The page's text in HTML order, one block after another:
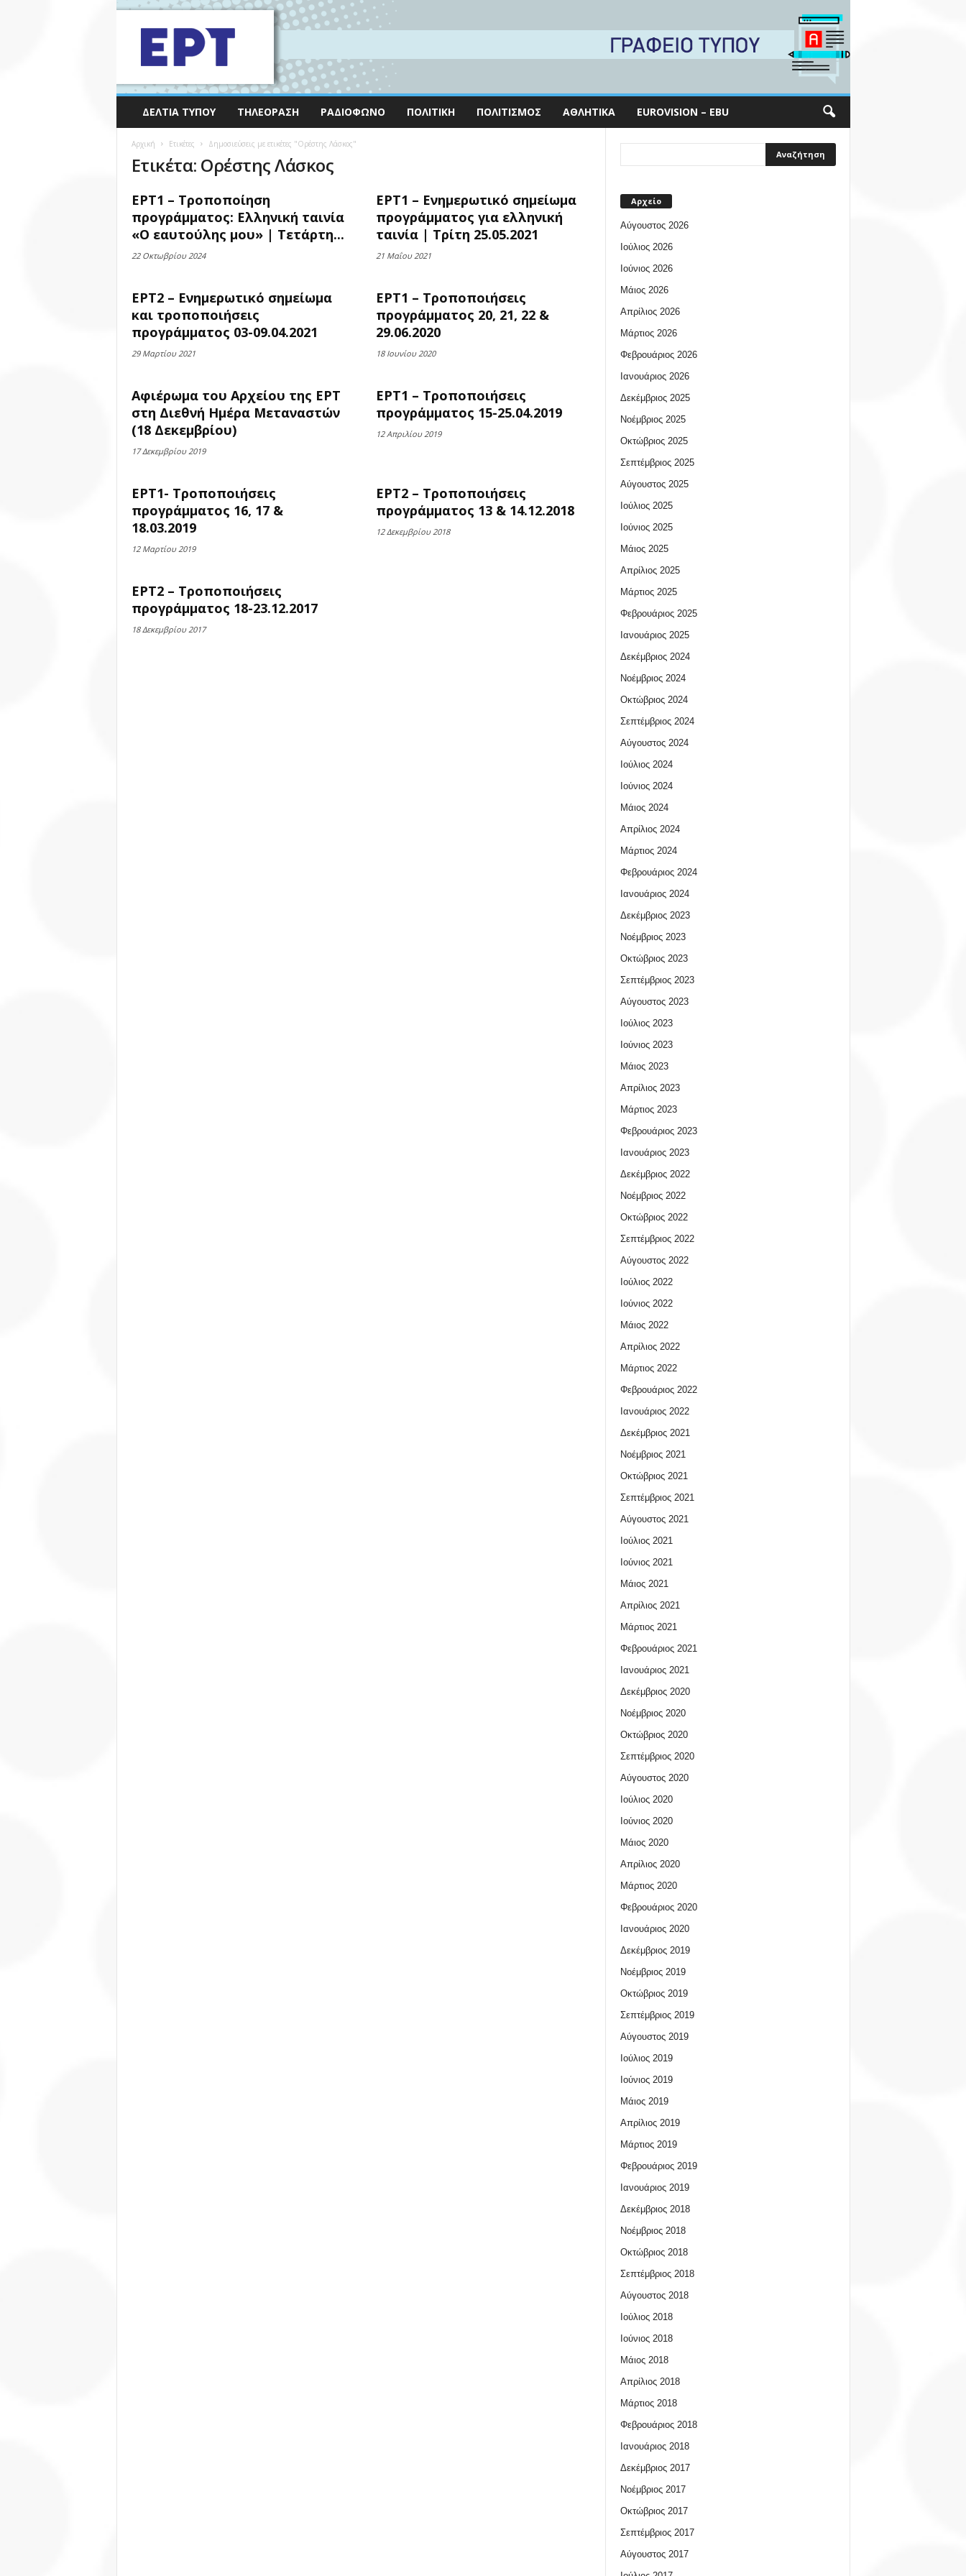
ΔΕΛΤΊΑ ΤΎΠΟΥ ΤΗΛΕΌΡΑΣΗ ΡΑΔΙΌΦΩΝΟ ΠΟΛΙΤΙΚΉ ΠΟΛΙΤΙΣΜΌΣ ΑΘΛΗΤΙΚΆ EUROVISION – EBU
Αρχική Ετικέτες Δημοσιεύσεις με ετικέτες "Ορέστης Λάσκος"
Ετικέτα: Ορέστης Λάσκος
ΕΡΤ1 – Τροποποίηση
προγράμματος: Ελληνική ταινία
«Ο εαυτούλης μου» | Τετάρτη...
22 Οκτωβρίου 2024
ΕΡΤ1 – Ενημερωτικό σημείωμα
προγράμματος για ελληνική
ταινία | Τρίτη 25.05.2021
21 Μαΐου 2021
ΕΡΤ2 – Ενημερωτικό σημείωμα
και τροποποιήσεις
προγράμματος 03-09.04.2021
29 Μαρτίου 2021
ΕΡΤ1 – Τροποποιήσεις
προγράμματος 20, 21, 22 &
29.06.2020
18 Ιουνίου 2020
Αφιέρωμα του Αρχείου της ΕΡΤ
στη Διεθνή Ημέρα Μεταναστών
(18 Δεκεμβρίου)
17 Δεκεμβρίου 2019
ΕΡΤ1 – Τροποποιήσεις
προγράμματος 15-25.04.2019
12 Απριλίου 2019
ΕΡΤ1- Τροποποιήσεις
προγράμματος 16, 17 &
18.03.2019
12 Μαρτίου 2019
ΕΡΤ2 – Τροποποιήσεις
προγράμματος 13 & 14.12.2018
12 Δεκεμβρίου 2018
ΕΡΤ2 – Τροποποιήσεις
προγράμματος 18-23.12.2017
18 Δεκεμβρίου 2017
Αρχείο
Αύγουστος 2026
Ιούλιος 2026
Ιούνιος 2026
Μάιος 2026
Απρίλιος 2026
Μάρτιος 2026
Φεβρουάριος 2026
Ιανουάριος 2026
Δεκέμβριος 2025
Νοέμβριος 2025
Οκτώβριος 2025
Σεπτέμβριος 2025
Αύγουστος 2025
Ιούλιος 2025
Ιούνιος 2025
Μάιος 2025
Απρίλιος 2025
Μάρτιος 2025
Φεβρουάριος 2025
Ιανουάριος 2025
Δεκέμβριος 2024
Νοέμβριος 2024
Οκτώβριος 2024
Σεπτέμβριος 2024
Αύγουστος 2024
Ιούλιος 2024
Ιούνιος 2024
Μάιος 2024
Απρίλιος 2024
Μάρτιος 2024
Φεβρουάριος 2024
Ιανουάριος 2024
Δεκέμβριος 2023
Νοέμβριος 2023
Οκτώβριος 2023
Σεπτέμβριος 2023
Αύγουστος 2023
Ιούλιος 2023
Ιούνιος 2023
Μάιος 2023
Απρίλιος 2023
Μάρτιος 2023
Φεβρουάριος 2023
Ιανουάριος 2023
Δεκέμβριος 2022
Νοέμβριος 2022
Οκτώβριος 2022
Σεπτέμβριος 2022
Αύγουστος 2022
Ιούλιος 2022
Ιούνιος 2022
Μάιος 2022
Απρίλιος 2022
Μάρτιος 2022
Φεβρουάριος 2022
Ιανουάριος 2022
Δεκέμβριος 2021
Νοέμβριος 2021
Οκτώβριος 2021
Σεπτέμβριος 2021
Αύγουστος 2021
Ιούλιος 2021
Ιούνιος 2021
Μάιος 2021
Απρίλιος 2021
Μάρτιος 2021
Φεβρουάριος 2021
Ιανουάριος 2021
Δεκέμβριος 2020
Νοέμβριος 2020
Οκτώβριος 2020
Σεπτέμβριος 2020
Αύγουστος 2020
Ιούλιος 2020
Ιούνιος 2020
Μάιος 2020
Απρίλιος 2020
Μάρτιος 2020
Φεβρουάριος 2020
Ιανουάριος 2020
Δεκέμβριος 2019
Νοέμβριος 2019
Οκτώβριος 2019
Σεπτέμβριος 2019
Αύγουστος 2019
Ιούλιος 2019
Ιούνιος 2019
Μάιος 2019
Απρίλιος 2019
Μάρτιος 2019
Φεβρουάριος 2019
Ιανουάριος 2019
Δεκέμβριος 2018
Νοέμβριος 2018
Οκτώβριος 2018
Σεπτέμβριος 2018
Αύγουστος 2018
Ιούλιος 2018
Ιούνιος 2018
Μάιος 2018
Απρίλιος 2018
Μάρτιος 2018
Φεβρουάριος 2018
Ιανουάριος 2018
Δεκέμβριος 2017
Νοέμβριος 2017
Οκτώβριος 2017
Σεπτέμβριος 2017
Αύγουστος 2017